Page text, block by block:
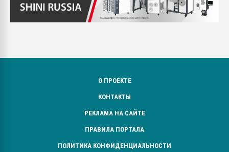
О ПРОЕКТЕ
КОНТАКТЫ
РЕКЛАМА НА САЙТЕ
ПРАВИЛА ПОРТАЛА
ПОЛИТИКА КОНФИДЕНЦИАЛЬНОСТИ